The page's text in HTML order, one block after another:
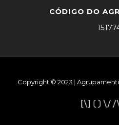
CÓDIGO DO
Copyright © 2023 |